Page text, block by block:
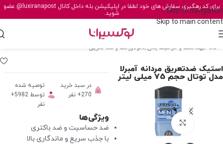
Skip to navigation
Skip to main content
برای کد رهگیری سفارش های خود لطفا در اپلیکیشن بله داخل کانال@luxiranapost عضو
شوید.
خانه /بهداشت و مراقبت بدن /دئودورانت و ضد تعریق
استيک ضدتعریق مردانه آمبرلا
مدل توتال حجم 75 میلی لیتر
برای بزرگنمایی کلیک کنید
در سبد خرید
270+ نفر
توصیه شده
توسط 5982+
نفر
ویژگی‌ها
ضد حساسیت و ضد باکتری
با جذب سریع و ماندگاری بالا